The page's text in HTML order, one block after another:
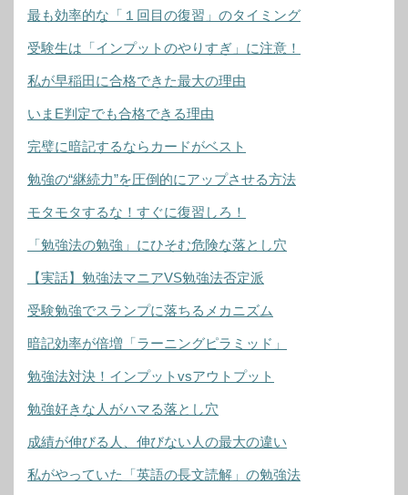
最も効率的な「１回目の復習」のタイミング
受験生は「インプットのやりすぎ」に注意！
私が早稲田に合格できた最大の理由
いまE判定でも合格できる理由
完璧に暗記するならカードがベスト
勉強の“継続力”を圧倒的にアップさせる方法
モタモタするな！すぐに復習しろ！
「勉強法の勉強」にひそむ危険な落とし穴
【実話】勉強法マニアVS勉強法否定派
受験勉強でスランプに落ちるメカニズム
暗記効率が倍増「ラーニングピラミッド」
勉強法対決！インプットvsアウトプット
勉強好きな人がハマる落とし穴
成績が伸びる人、伸びない人の最大の違い
私がやっていた「英語の長文読解」の勉強法